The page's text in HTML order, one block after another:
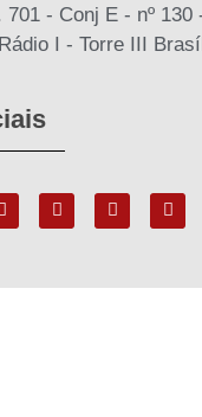
701 - Conj E - nº 130
I - Torre III